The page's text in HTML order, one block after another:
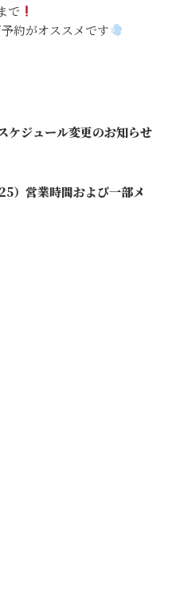
で
約がオススメです
ケジュール変更のお知らせ
）営業時間および一部メ